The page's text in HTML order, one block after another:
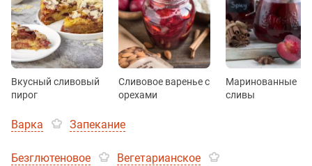
Вкусный сливовый
пирог
Сливовое варенье с
орехами
Маринованные
сливы
Варка Запекание
Безглютеновое
Вегетарианское